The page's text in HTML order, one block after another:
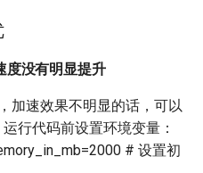
度没有明显提升
加速效果不明显的话，可以
行代码前设置环境变量：
# 设置初